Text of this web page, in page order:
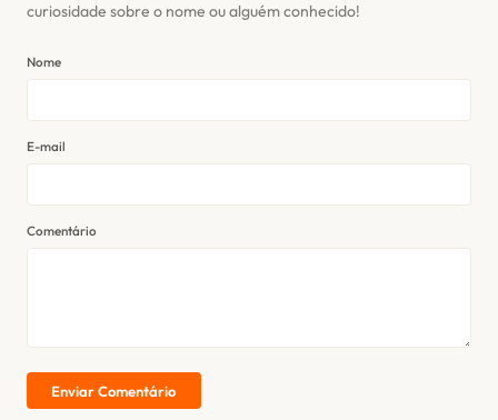
curiosidade sobre o nome ou alguém conhecido!
Nome
E-mail
Comentário
Enviar Comentário